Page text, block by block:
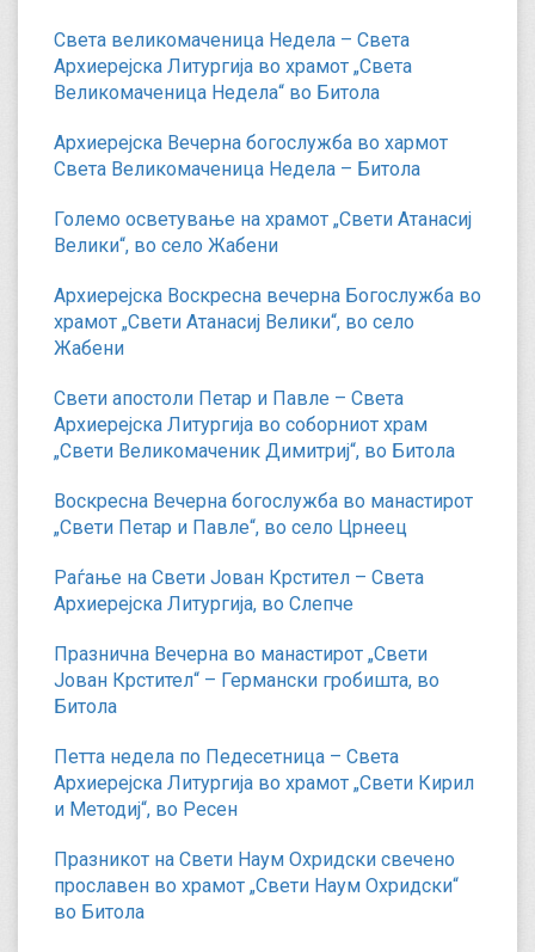
Света великомаченица Недела – Света
Архиерејска Литургија во храмот „Света
Великомаченица Недела“ во Битола
Архиерејска Вечерна богослужба во хармот
Света Великомаченица Недела – Битола
Големо осветување на храмот „Свети Атанасиј
Велики“, во село Жабени
Архиерејска Воскресна вечерна Богослужба во
храмот „Свети Атанасиј Велики“, во село
Жабени
Свети апостоли Петар и Павле – Света
Архиерејска Литургија во соборниот храм
„Свети Великомаченик Димитриј“, во Битола
Воскресна Вечерна богослужба во манастирот
„Свети Петар и Павле“, во село Црнеец
Раѓање на Свети Јован Крстител – Света
Архиерејска Литургија, во Слепче
Празнична Вечерна во манастирот „Свети
Јован Крстител“ – Германски гробишта, во
Битола
Петта недела по Педесетница – Света
Архиерејска Литургија во храмот „Свети Кирил
и Методиј“, во Ресен
Празникот на Свети Наум Охридски свечено
прославен во храмот „Свети Наум Охридски“
во Битола